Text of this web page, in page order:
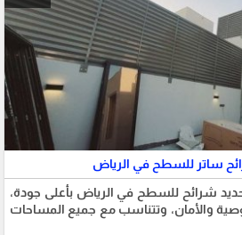
ساتر للسطح في الرياض
شرائح للسطح في الرياض بأعلى جودة،
والأمان، وتتناسب مع جميع المساحات